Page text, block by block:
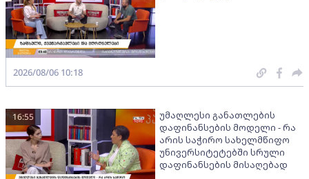
2026/08/06 10:18
უმაღლესი განათლების
დაფინანსების მოდელი - რა
არის საჭირო სახელმწიფო
უნივერსიტეტებში სრული
დაფინანსების მისაღებად
16:55